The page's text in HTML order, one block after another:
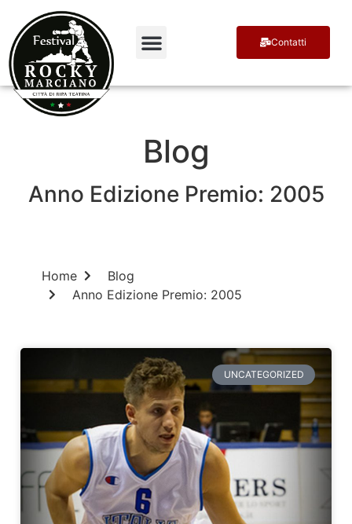
Contatti
Blog
Anno Edizione Premio: 2005
Home
Blog
Anno Edizione Premio: 2005
UNCATEGORIZED